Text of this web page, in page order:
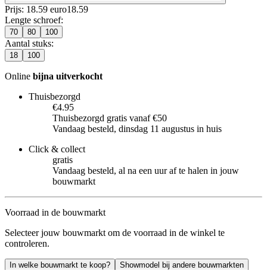
Prijs: 18.59 euro18.59
Lengte schroef:
70 80 100
Aantal stuks:
18 100
Online bijna uitverkocht
Thuisbezorgd
€4.95
Thuisbezorgd gratis vanaf €50
Vandaag besteld, dinsdag 11 augustus in huis
Click & collect
gratis
Vandaag besteld, al na een uur af te halen in jouw
bouwmarkt
Voorraad in de bouwmarkt
Selecteer jouw bouwmarkt om de voorraad in de winkel te
controleren.
In welke bouwmarkt te koop? Showmodel bij andere bouwmarkten